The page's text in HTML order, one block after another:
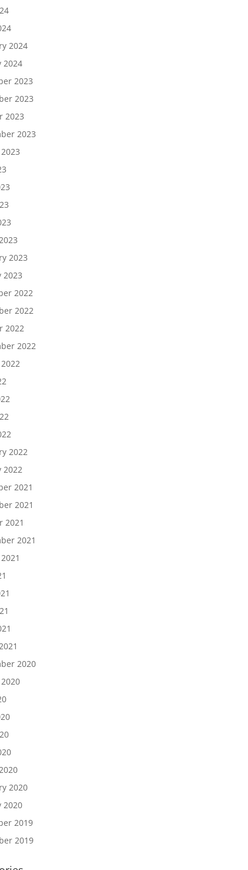
2024
2024
2023
2023
2023
2023
2023
2023
2022
2022
2022
2022
2022
2022
2021
2021
2021
2021
2020
2020
2020
2019
2019